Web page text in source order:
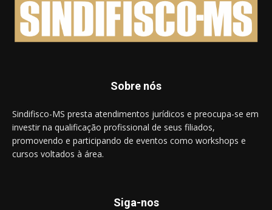
Sobre nós
Sindifisco-MS presta atendimentos jurídicos e preocupa-se em
investir na qualificação profissional de seus filiados,
promovendo e participando de eventos como workshops e
cursos voltados à área.
Siga-nos